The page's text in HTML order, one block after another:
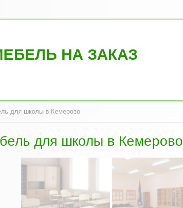
НА ЗАКАЗ
для школы в Кемерово
для школы в Кемерово